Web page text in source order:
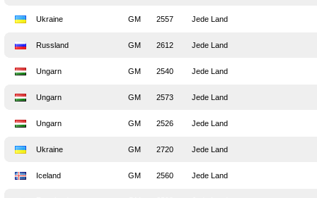
Ukraine GM 2557 Jede Land
Russland GM 2612 Jede Land
Ungarn GM 2540 Jede Land
Ungarn GM 2573 Jede Land
Ungarn GM 2526 Jede Land
Ukraine GM 2720 Jede Land
Iceland GM 2560 Jede Land